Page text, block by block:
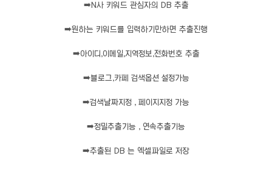
➡️ N사 키워드 관심자의 DB 추출
➡️원하는 키워드를 입력하기만하면 추출진행
➡️아이디,이메일,지역정보,전화번호 추출
➡️블로그,카페 검색옵션 설정가능
➡️검색날짜지정 , 페이지지정 가능
➡️정밀추출기능 , 연속추출기능
➡️추출된 DB 는 엑셀파일로 저장